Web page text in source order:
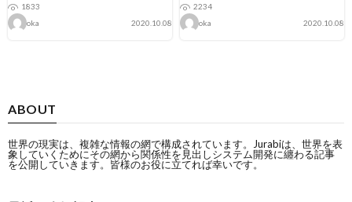
1833
oka
2020.10.08
2234
oka
2020.10.08
ABOUT
世界の現実は、複雑な情報の網で構成されています。Jurabiは、世界を表
象していくためにその網から関係性を見出しシステム開発に纏わる記事
を公開していきます。皆様のお役に立てれば幸いです。